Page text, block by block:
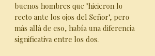
buenos hombres que "hicieron lo
recto ante los ojos del Señor", pero
más allá de eso, había una diferencia
significativa entre los dos.